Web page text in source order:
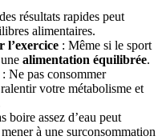
résultats rapides peut
alimentaires.
l’exercice : Même si le sport
alimentation équilibrée.
: Ne pas consommer
votre métabolisme et
boire assez d’eau peut
à une surconsommation